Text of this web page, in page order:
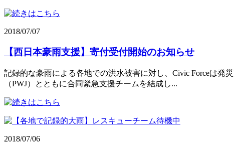
2018/07/07
【西日本豪雨支援】寄付受付開始のお知らせ
記録的な豪雨による各地での洪水被害に対し、Civic Forceは
（PWJ）とともに合同緊急支援チームを結成し...
2018/07/06